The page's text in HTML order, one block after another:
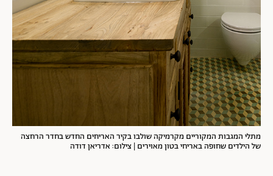
מתלי המגבות המקוריים מקרמיקה שולבו בקיר האריחים החדש בחדר הרחצה
של הילדים שחופה באריחי בטון מאוירים | צילום: אדריאן דודה